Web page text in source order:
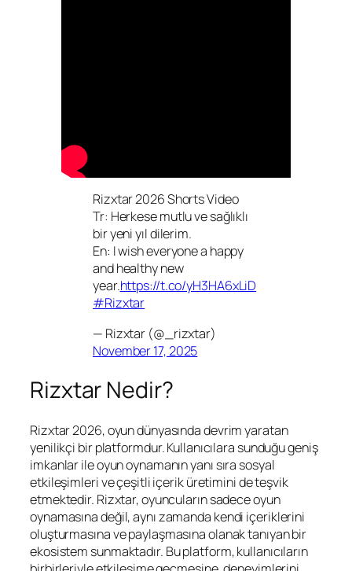
Rizxtar 2026 Shorts Video
Tr: Herkese mutlu ve sağlıklı
bir yeni yıl dilerim.
En: I wish everyone a happy
and healthy new
year.https://t.co/yH3HA6xLiD
#Rizxtar
— Rizxtar (@_rizxtar)
November 17, 2025
Rizxtar Nedir?
Rizxtar 2026, oyun dünyasında devrim yaratan
yenilikçi bir platformdur. Kullanıcılara sunduğu geniş
imkanlar ile oyun oynamanın yanı sıra sosyal
etkileşimleri ve çeşitli içerik üretimini de teşvik
etmektedir. Rizxtar, oyuncuların sadece oyun
oynamasına değil, aynı zamanda kendi içeriklerini
oluşturmasına ve paylaşmasına olanak tanıyan bir
ekosistem sunmaktadır. Bu platform, kullanıcıların